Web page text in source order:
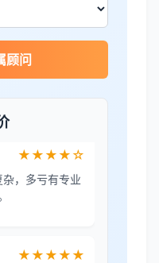
顾问★★★★☆
，多亏有专业
★★★★★
大量时间和成
★★★★★